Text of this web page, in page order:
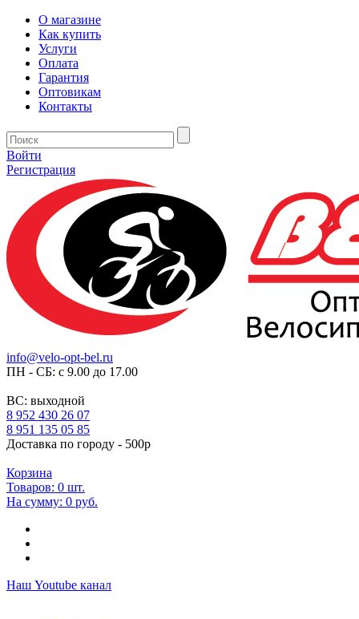
О магазине
Как купить
Услуги
Оплата
Гарантия
Оптовикам
Контакты
Войти
Регистрация
info@velo-opt-bel.ru
ПН - СБ: с 9.00 до 17.00
ВС: выходной
8 952 430 26 07
8 951 135 05 85
Доставка по городу - 500р
Корзина
Товаров: 0 шт.
На сумму: 0 руб.
Наш Youtube канал